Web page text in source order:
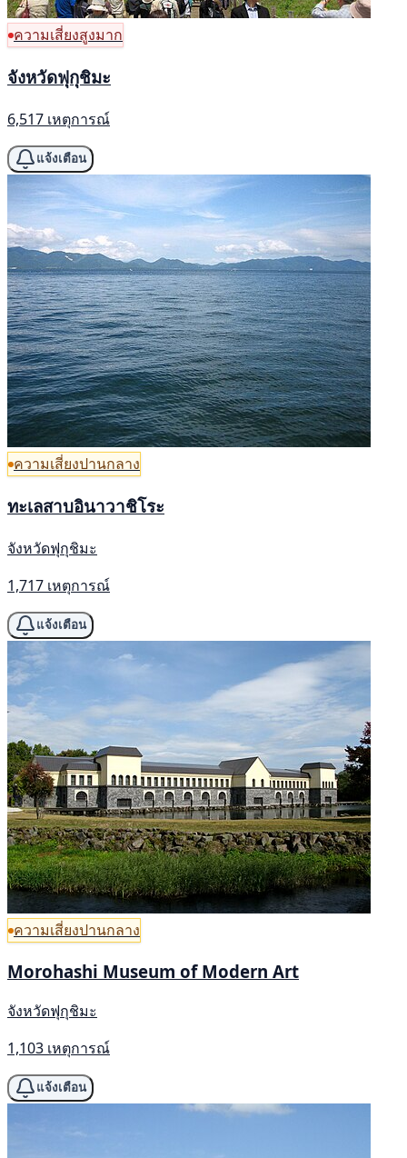
ความเสี่ยงสูงมาก
จังหวัดฟุกุชิมะ
6,517 เหตุการณ์
แจ้งเตือน
ความเสี่ยงปานกลาง
ทะเลสาบอินาวาชิโระ
จังหวัดฟุกุชิมะ
1,717 เหตุการณ์
แจ้งเตือน
ความเสี่ยงปานกลาง
Morohashi Museum of Modern Art
จังหวัดฟุกุชิมะ
1,103 เหตุการณ์
แจ้งเตือน